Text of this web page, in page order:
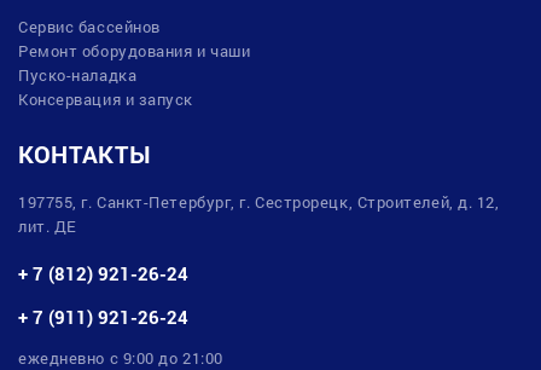
Сервис бассейнов
Ремонт оборудования и чаши
Пуско-наладка
Консервация и запуск
КОНТАКТЫ
197755, г. Санкт-Петербург, г. Сестрорецк, Строителей, д. 12,
лит. ДЕ
+ 7 (812) 921-26-24
+ 7 (911) 921-26-24
ежедневно с 9:00 до 21:00